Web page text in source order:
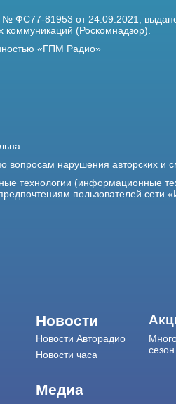
ФС77-81953 от 24.09.2021,
(Роскомнадзор).
«ГПМ Радио»
вопросам нарушения авторских и
технологии (информационные
пользователей сети
Новости
Новости Авторадио
Новости часа
Медиа
сезон